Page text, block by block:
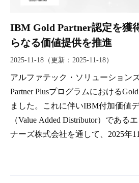
IBM Gold Partner認定を獲
らなる価値提供を推進
2025-11-18 （更新： 2025-11-18）
アルファテック・ソリューション
Partner Plusプログラムにおける
ました。これに伴いIBM付加価値
（Value Added Distributor）である
ナーズ株式会社を通して、2025年